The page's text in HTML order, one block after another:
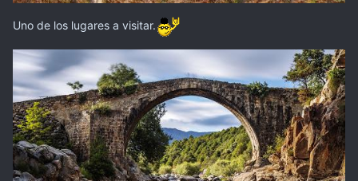
Uno de los lugares a visitar.